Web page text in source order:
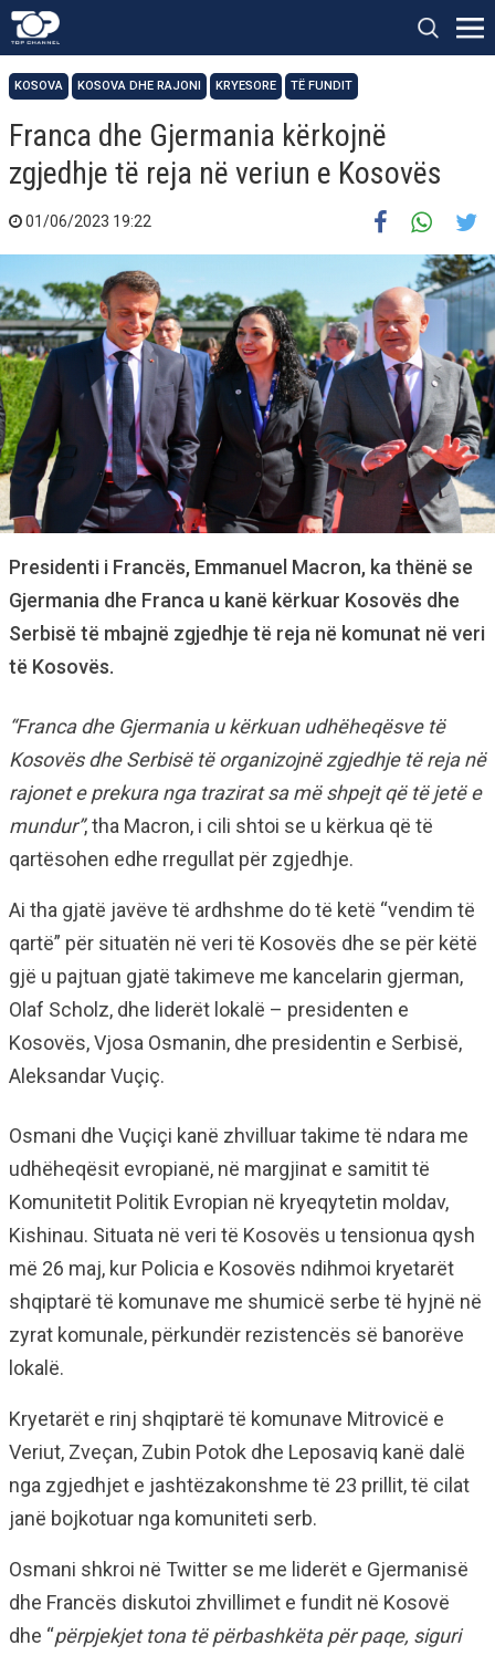
KOSOVA KOSOVA DHE RAJONI KRYESORE TË FUNDIT
Franca dhe Gjermania kërkojnë
zgjedhje të reja në veriun e Kosovës
01/06/2023 19:22
Presidenti i Francës, Emmanuel Macron, ka thënë se
Gjermania dhe Franca u kanë kërkuar Kosovës dhe
Serbisë të mbajnë zgjedhje të reja në komunat në veri
të Kosovës.
“Franca dhe Gjermania u kërkuan udhëheqësve të
Kosovës dhe Serbisë të organizojnë zgjedhje të reja në
rajonet e prekura nga trazirat sa më shpejt që të jetë e
mundur”, tha Macron, i cili shtoi se u kërkua që të
qartësohen edhe rregullat për zgjedhje.
Ai tha gjatë javëve të ardhshme do të ketë “vendim të
qartë” për situatën në veri të Kosovës dhe se për këtë
gjë u pajtuan gjatë takimeve me kancelarin gjerman,
Olaf Scholz, dhe liderët lokalë – presidenten e
Kosovës, Vjosa Osmanin, dhe presidentin e Serbisë,
Aleksandar Vuçiç.
Osmani dhe Vuçiçi kanë zhvilluar takime të ndara me
udhëheqësit evropianë, në margjinat e samitit të
Komunitetit Politik Evropian në kryeqytetin moldav,
Kishinau. Situata në veri të Kosovës u tensionua qysh
më 26 maj, kur Policia e Kosovës ndihmoi kryetarët
shqiptarë të komunave me shumicë serbe të hyjnë në
zyrat komunale, përkundër rezistencës së banorëve
lokalë.
Kryetarët e rinj shqiptarë të komunave Mitrovicë e
Veriut, Zveçan, Zubin Potok dhe Leposaviq kanë dalë
nga zgjedhjet e jashtëzakonshme të 23 prillit, të cilat
janë bojkotuar nga komuniteti serb.
Osmani shkroi në Twitter se me liderët e Gjermanisë
dhe Francës diskutoi zhvillimet e fundit në Kosovë
dhe “përpjekjet tona të përbashkëta për paqe, siguri